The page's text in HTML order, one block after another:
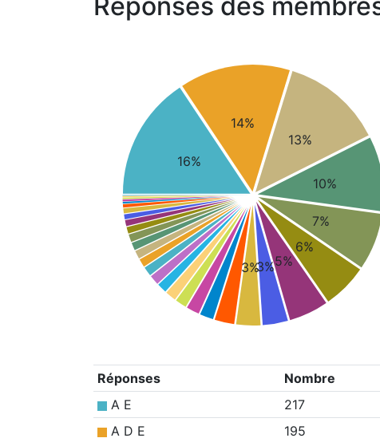
16%
14%
13%
10%
7%
6%
5%
3%
3%
Réponses Nombre
A E
217
A D E
195